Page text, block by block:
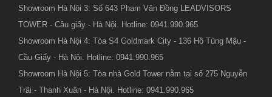
Showroom Hà Nội 3: Số 643 Phạm Văn Đồng LEADVISORS
TOWER - Cầu giấy - Hà Nội. Hotline: 0941.990.965
Showroom Hà Nội 4: Tòa S4 Goldmark City - 136 Hồ Tùng Mậu -
Cầu Giấy - Hà Nội. Hotline: 0941.990.965
Showroom Hà Nội 5: Tòa nhà Gold Tower nằm tại số 275 Nguyễn
Trãi - Thanh Xuân - Hà Nội. Hotline: 0941.990.965